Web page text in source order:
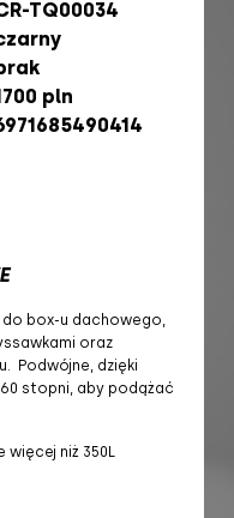
TQ00034
pln
do box-u dachowego,
oraz
Podwójne, dzięki
stopni, aby podążać
niż 350L